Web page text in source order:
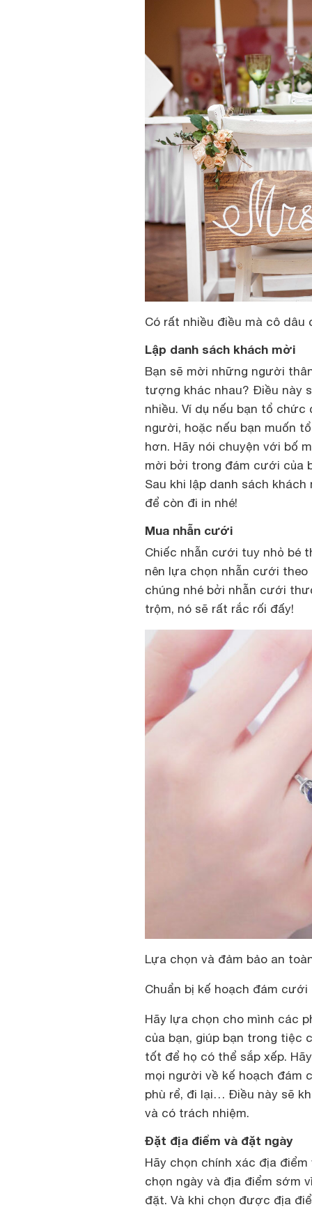
Có rất nhiều điều mà cô
Lập danh sách khách mời
Bạn sẽ mời những người
tượng khác nhau? Điều này
nhiều. Ví dụ nếu bạn tổ
người, hoặc nếu bạn muốn
hơn. Hãy nói chuyện với bố
mời bởi trong đám cưới của
Sau khi lập danh sách
để còn đi in nhé!
Mua nhẫn cưới
Chiếc nhẫn cưới tuy nhỏ bé
nên lựa chọn nhẫn cưới
chúng nhé bởi nhẫn cưới
trộm, nó sẽ rất rắc rối đấy!
Lựa chọn và đảm bảo an
Chuẩn bị kế hoạch đám cưới
Hãy lựa chọn cho mình các
của bạn, giúp bạn trong tiệc
tốt để họ có thể sắp xếp.
mọi người về kế hoạch đám
phù rể, đi lại… Điều này sẽ
và có trách nhiệm.
Đặt địa điểm và đặt ngày
Hãy chọn chính xác địa
chọn ngày và địa điểm sớm
đặt. Và khi chọn được địa